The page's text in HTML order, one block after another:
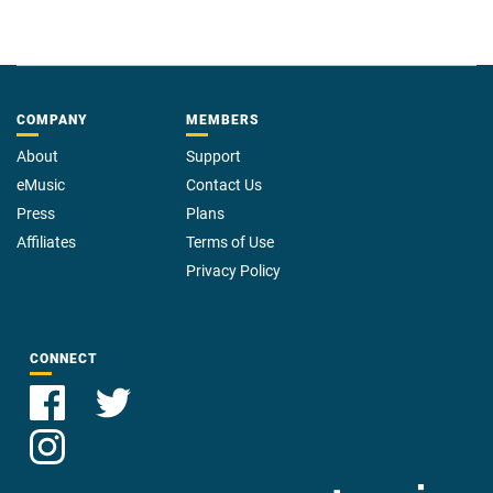
COMPANY
About
eMusic
Press
Affiliates
MEMBERS
Support
Contact Us
Plans
Terms of Use
Privacy Policy
CONNECT